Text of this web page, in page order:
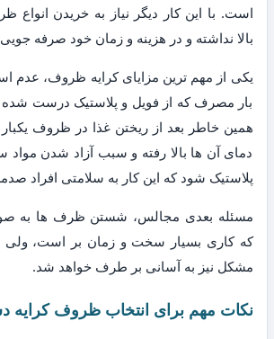
است. با این کار دیگر نیاز به خریدن انواع
بالا نداشته و در هزینه و زمان خود صرفه
یکی از مهم ترین مزایای کرایه ظروف، عدم
بار مصرف که از فویل و پلاستیک درست
همین خاطر بعد از ریختن غذا در ظروف
دمای آن ها بالا رفته و سبب آزاد شدن مواد
پلاستیک شود که این کار به سلامتی افراد
مسئله بعدی مجالس، شستن ظرف ها به
که کاری بسیار سخت و زمان بر است، ولی
مشکل نیز به آسانی بر طرف خواهد شد.
نکات مهم برای انتخاب ظروف کرایه